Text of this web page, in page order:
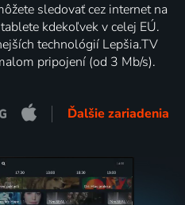
sledovať cez internet na
kdekoľvek v celej EÚ.
technológií Lepšia.TV
pripojení (od 3 Mb/s).
Ďalšie zariadenia